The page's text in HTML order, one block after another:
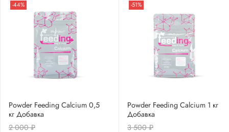
-44%
Powder Feeding Calcium 0,5
кг Добавка
2 000 ₽
-51%
Powder Feeding Calcium 1 кг
Добавка
3 500 ₽